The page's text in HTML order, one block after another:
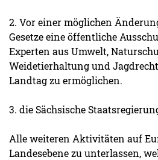
2. Vor einer möglichen
Gesetze eine öffentliche
Experten aus Umwelt,
Weidetierhaltung und
Landtag zu ermöglichen.
3. die Sächsische
Alle weiteren Aktivitäten auf
Landesebene zu unterlassen,